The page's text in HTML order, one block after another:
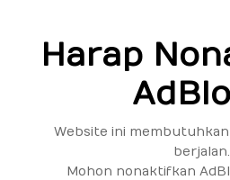
Harap
Website ini
berjalan.
Mohon nonaktifkan